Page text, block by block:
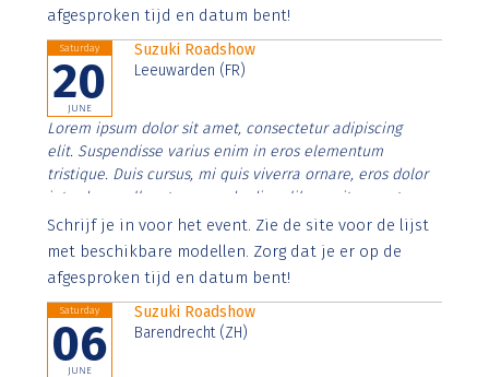
afgesproken tijd en datum bent!
Saturday
20
JUNE
Suzuki Roadshow
Leeuwarden (FR)
Lorem ipsum dolor sit amet, consectetur adipiscing
elit. Suspendisse varius enim in eros elementum
tristique. Duis cursus, mi quis viverra ornare, eros dolor
interdum nulla, ut commodo diam libero vitae erat.
Aenean faucibus nibh et justo cursus id rutrum lorem
imperdiet. Nunc ut sem vitae risus tristique posuere.
Schrijf je in voor het event. Zie de site voor de lijst
met beschikbare modellen. Zorg dat je er op de
afgesproken tijd en datum bent!
Saturday
06
JUNE
Suzuki Roadshow
Barendrecht (ZH)